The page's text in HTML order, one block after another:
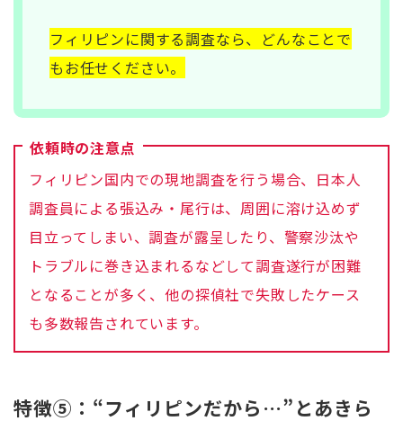
フィリピンに関する調査なら、どんなことで
もお任せください。
依頼時の注意点
フィリピン国内での現地調査を行う場合、日本人
調査員による張込み・尾行は、周囲に溶け込めず
目立ってしまい、調査が露呈したり、警察沙汰や
トラブルに巻き込まれるなどして調査遂行が困難
となることが多く、他の探偵社で失敗したケース
も多数報告されています。
特徴⑤：“フィリピンだから…”とあきら